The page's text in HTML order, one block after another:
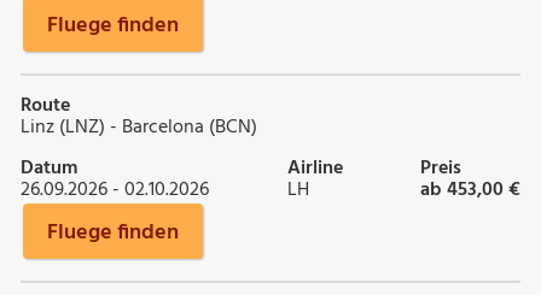
Fluege finden
Route
Linz (LNZ) - Barcelona (BCN)
Datum
26.09.2026 - 02.10.2026
Airline
LH
Preis
ab 453,00 €
Fluege finden